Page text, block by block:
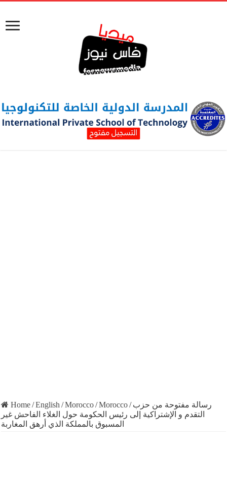
Home/English /Morocco/Morocco/ رسالة مفتوحة من حزب
التقدم و الإشتراكية إلى رئيس الحكومة حول الغلاء الفاحش غير
المسبوق بالمملكة الذي أرهق المغاربة